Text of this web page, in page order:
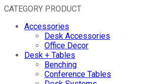
CATEGORY PRODUCT
Accessories
Desk Accessories
Office Decor
Desk + Tables
Benching
Conference Tables